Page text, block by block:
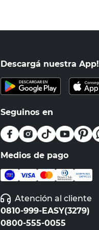
Descargá nuestra App!
Seguinos en
Medios de pago
Atención al cliente
0810-999-EASY(3279)
0800-555-0055